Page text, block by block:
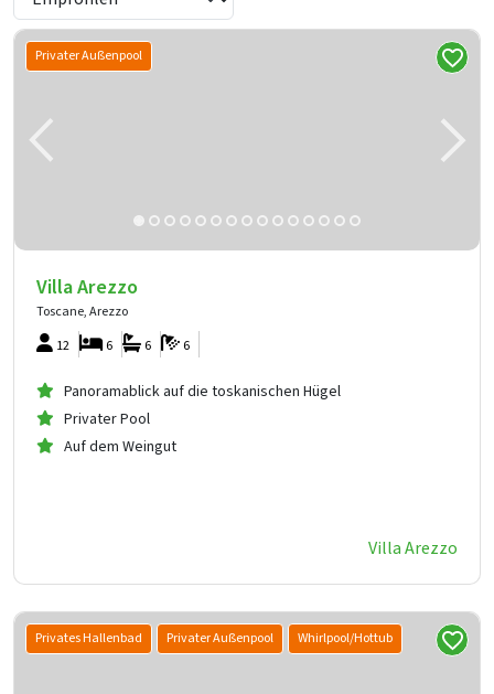
Privater Außenpool
Villa Arezzo
Toscane, Arezzo
12
6
6
6
Panoramablick auf die toskanischen Hügel
Privater Pool
Auf dem Weingut
Villa Arezzo
Privates Hallenbad Privater Außenpool Whirlpool/Hottub